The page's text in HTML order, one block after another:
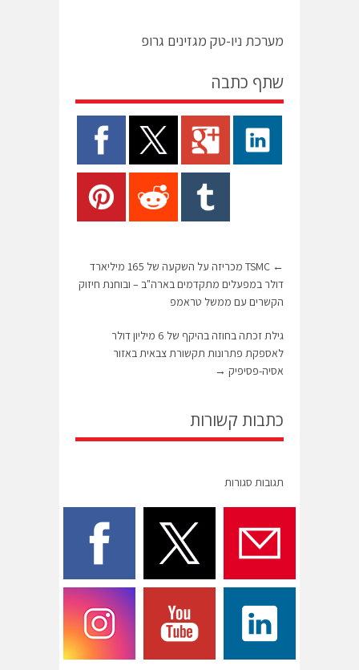
מערכת ניו-טק מגזינים גרופ
שתף כתבה
←
TSMC מכריזה על השקעה של 165 מיליארד
דולר במפעלים מתקדמים בארה"ב – ובוחנת חיזוק
הקשרים עם ממשל טראמפ
גילת זכתה בחוזה בהיקף של 6 מיליון דולר
לאספקת פתרונות תקשורת צבאית באזור
אסיה-פסיפיק →
כתבות קשורות
תגובות סגורות